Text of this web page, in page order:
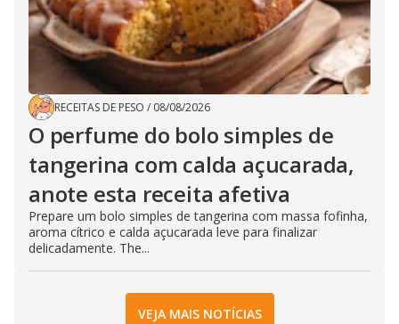
RECEITAS DE PESO / 08/08/2026
O perfume do bolo simples de
tangerina com calda açucarada,
anote esta receita afetiva
Prepare um bolo simples de tangerina com massa fofinha,
aroma cítrico e calda açucarada leve para finalizar
delicadamente. The...
VEJA MAIS NOTÍCIAS